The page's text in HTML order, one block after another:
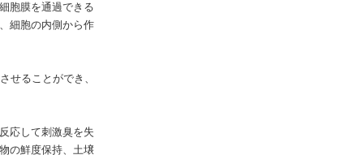
胞膜を通過できる
細胞の内側から作
せることができ、
応して刺激臭を失
の鮮度保持、土壌